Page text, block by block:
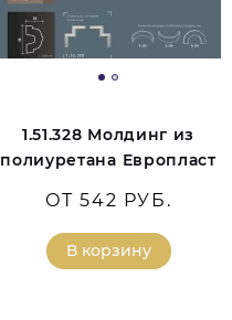
1.51.328 Молдинг из
полиуретана Европласт
ОТ 542 РУБ.
В корзину